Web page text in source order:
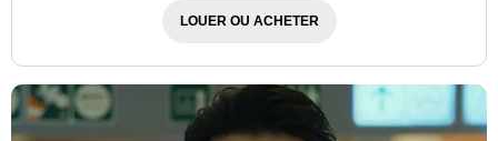
LOUER OU ACHETER